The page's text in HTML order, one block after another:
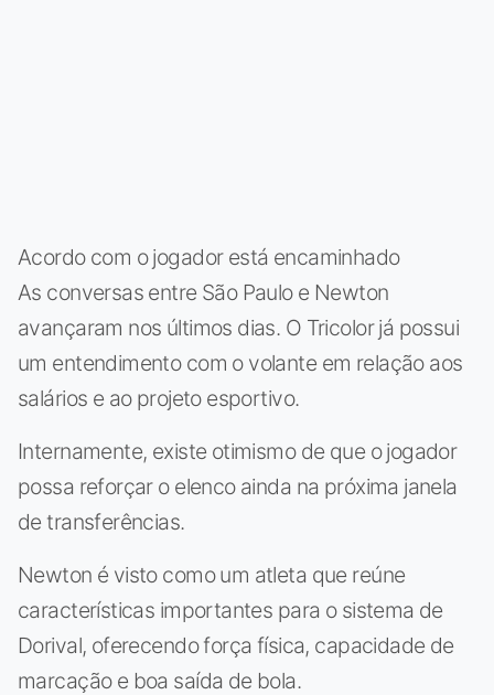
Acordo com o jogador está encaminhado
As conversas entre São Paulo e Newton
avançaram nos últimos dias. O Tricolor já possui
um entendimento com o volante em relação aos
salários e ao projeto esportivo.
Internamente, existe otimismo de que o jogador
possa reforçar o elenco ainda na próxima janela
de transferências.
Newton é visto como um atleta que reúne
características importantes para o sistema de
Dorival, oferecendo força física, capacidade de
marcação e boa saída de bola.